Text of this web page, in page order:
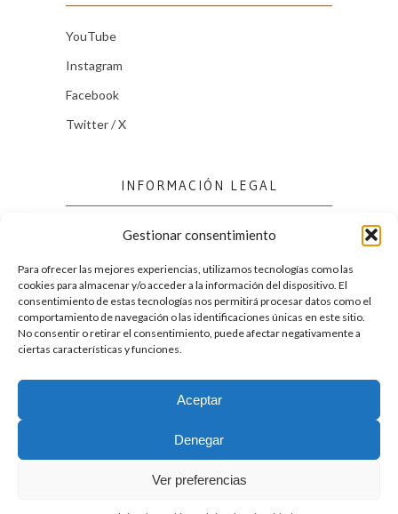
Gestionar consentimiento
Para ofrecer las mejores experiencias, utilizamos tecnologías como las
cookies para almacenar y/o acceder a la información del dispositivo. El
consentimiento de estas tecnologías nos permitirá procesar datos como el
comportamiento de navegación o las identificaciones únicas en este sitio.
No consentir o retirar el consentimiento, puede afectar negativamente a
ciertas características y funciones.
Aceptar
Denegar
Ver preferencias
YouTube
Instagram
Facebook
Twitter / X
INFORMACIÓN LEGAL
Política de cookies (UE)
Política de privacidad
FACEBOOK